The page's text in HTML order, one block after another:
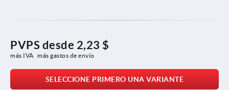
PVPS desde 2,23 $
más IVA más gastos de envío
SELECCIONE PRIMERO UNA VARIANTE